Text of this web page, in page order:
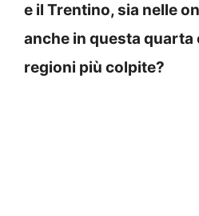
e il Trentino, sia nelle
anche in questa quarta
regioni più colpite?